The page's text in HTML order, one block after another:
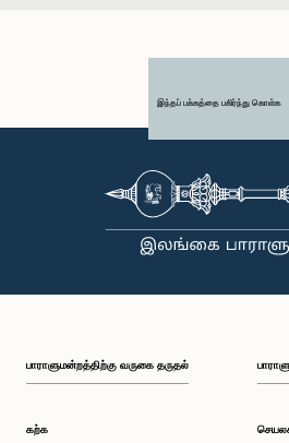
இந்தப் பக்கத்தை பகிர்ந்து கொள்க
பாராளுமன்றத்திற்கு வருகை தருதல்
கற்க